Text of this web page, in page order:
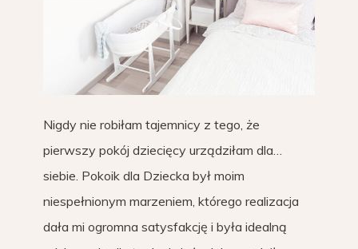
Nigdy nie robiłam tajemnicy z tego, że
pierwszy pokój dziecięcy urządziłam dla…
siebie. Pokoik dla Dziecka był moim
niespełnionym marzeniem, którego realizacja
dała mi ogromna satysfakcję i była idealną